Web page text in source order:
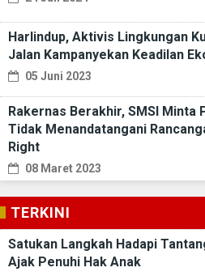
Harlindup, Aktivis Lingkungan
Jalan Kampanyekan Keadilan
05 Juni 2023
Rakernas Berakhir, SMSI Minta
Tidak Menandatangani
Right
08 Maret 2023
TERKINI
Satukan Langkah Hadapi
Ajak Penuhi Hak Anak